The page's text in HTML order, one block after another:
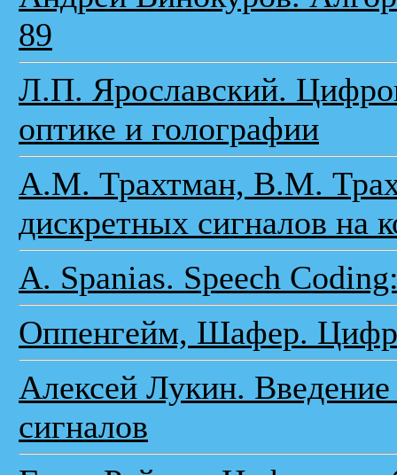
89
Л.П. Ярославский.
оптике и голографии
А.М. Трахтман, В.М.
дискретных сигналов на
A. Spanias. Speech
Оппенгейм, Шафер.
Алексей Лукин.
сигналов